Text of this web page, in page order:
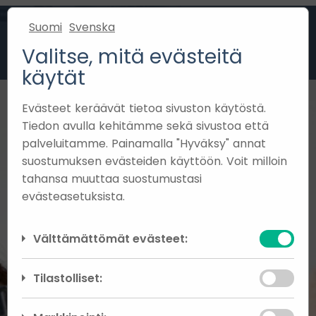
Suomi Svenska
Valitse, mitä evästeitä
käytät
Evästeet keräävät tietoa sivuston käytöstä.
Tiedon avulla kehitämme sekä sivustoa että
palveluitamme. Painamalla "Hyväksy" annat
suostumuksen evästeiden käyttöön. Voit milloin
tahansa muuttaa suostumustasi
evästeasetuksista.
Välttämättömät evästeet:
tekemään verkkosivustosta käyttökelpoisen
sallimalla perustoimintoja kuten sivulla
Tilastolliset: